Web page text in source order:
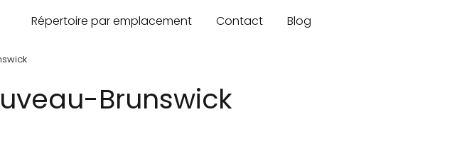
Répertoire par emplacement Contact Blog
Brunswick